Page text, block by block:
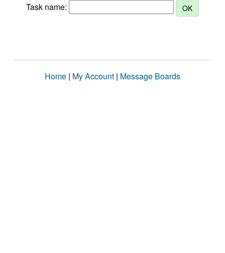
Task name:
Home | My Account | Message Boards